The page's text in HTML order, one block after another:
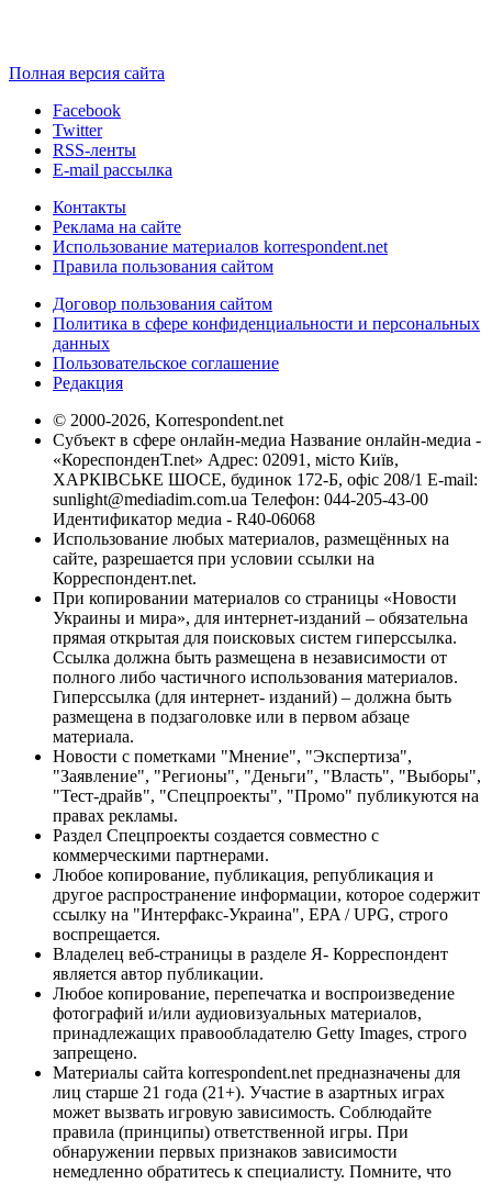
Полная версия сайта
Facebook
Twitter
RSS-ленты
E-mail рассылка
Контакты
Реклама на сайте
Использование материалов korrespondent.net
Правила пользования сайтом
Договор пользования сайтом
Политика в сфере конфиденциальности и персональных
данных
Пользовательское соглашение
Редакция
© 2000-2026, Korrespondent.net
Субъект в сфере онлайн-медиа Название онлайн-медиа -
«КореспонденТ.net» Адрес: 02091, місто Київ,
ХАРКІВСЬКЕ ШОСЕ, будинок 172-Б, офіс 208/1 E-mail:
sunlight@mediadim.com.ua Телефон: 044-205-43-00
Идентификатор медиа - R40-06068
Использование любых материалов, размещённых на
сайте, разрешается при условии ссылки на
Корреспондент.net.
При копировании материалов со страницы «Новости
Украины и мира», для интернет-изданий – обязательна
прямая открытая для поисковых систем гиперссылка.
Ссылка должна быть размещена в независимости от
полного либо частичного использования материалов.
Гиперссылка (для интернет- изданий) – должна быть
размещена в подзаголовке или в первом абзаце
материала.
Новости с пометками "Мнение", "Экспертиза",
"Заявление", "Регионы", "Деньги", "Власть", "Выборы",
"Тест-драйв", "Спецпроекты", "Промо" публикуются на
правах рекламы.
Раздел Спецпроекты создается совместно с
коммерческими партнерами.
Любое копирование, публикация, републикация и
другое распространение информации, которое содержит
ссылку на "Интерфакс-Украина", EPA / UPG, строго
воспрещается.
Владелец веб-страницы в разделе Я- Корреспондент
является автор публикации.
Любое копирование, перепечатка и воспроизведение
фотографий и/или аудиовизуальных материалов,
принадлежащих правообладателю Getty Images, строго
запрещено.
Материалы сайта korrespondent.net предназначены для
лиц старше 21 года (21+). Участие в азартных играх
может вызвать игровую зависимость. Соблюдайте
правила (принципы) ответственной игры. При
обнаружении первых признаков зависимости
немедленно обратитесь к специалисту. Помните, что